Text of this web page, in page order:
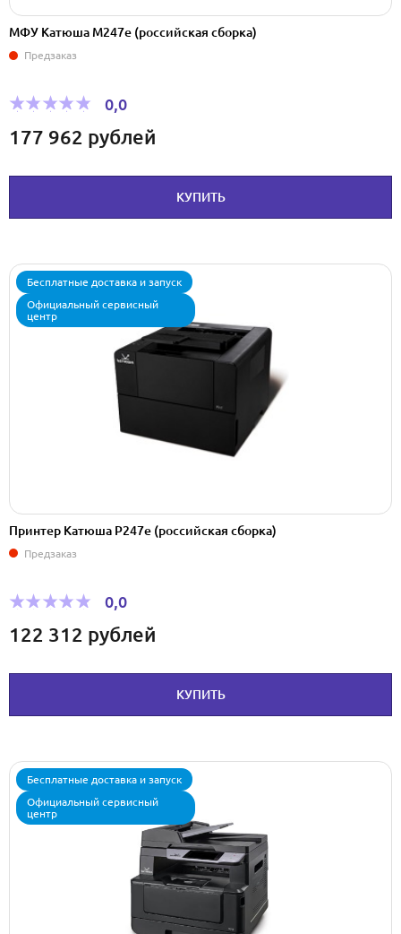
МФУ Катюша M247e (pоссийская сборка)
Предзаказ
0,0
177 962 рублей
КУПИТЬ
Бесплатные доставка и запуск
Официальный сервисный
центр
Принтер Катюша P247e (pоссийская сборка)
Предзаказ
0,0
122 312 рублей
КУПИТЬ
Бесплатные доставка и запуск
Официальный сервисный
центр